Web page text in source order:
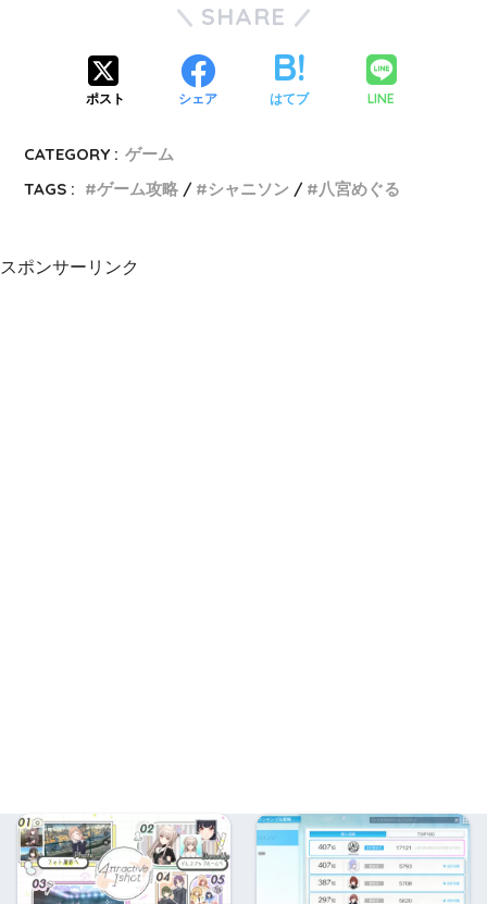
SHARE
ポスト シェア はてブ LINE
CATEGORY : ゲーム
TAGS :
ゲーム攻略 シャニソン 八宮めぐる
スポンサーリンク